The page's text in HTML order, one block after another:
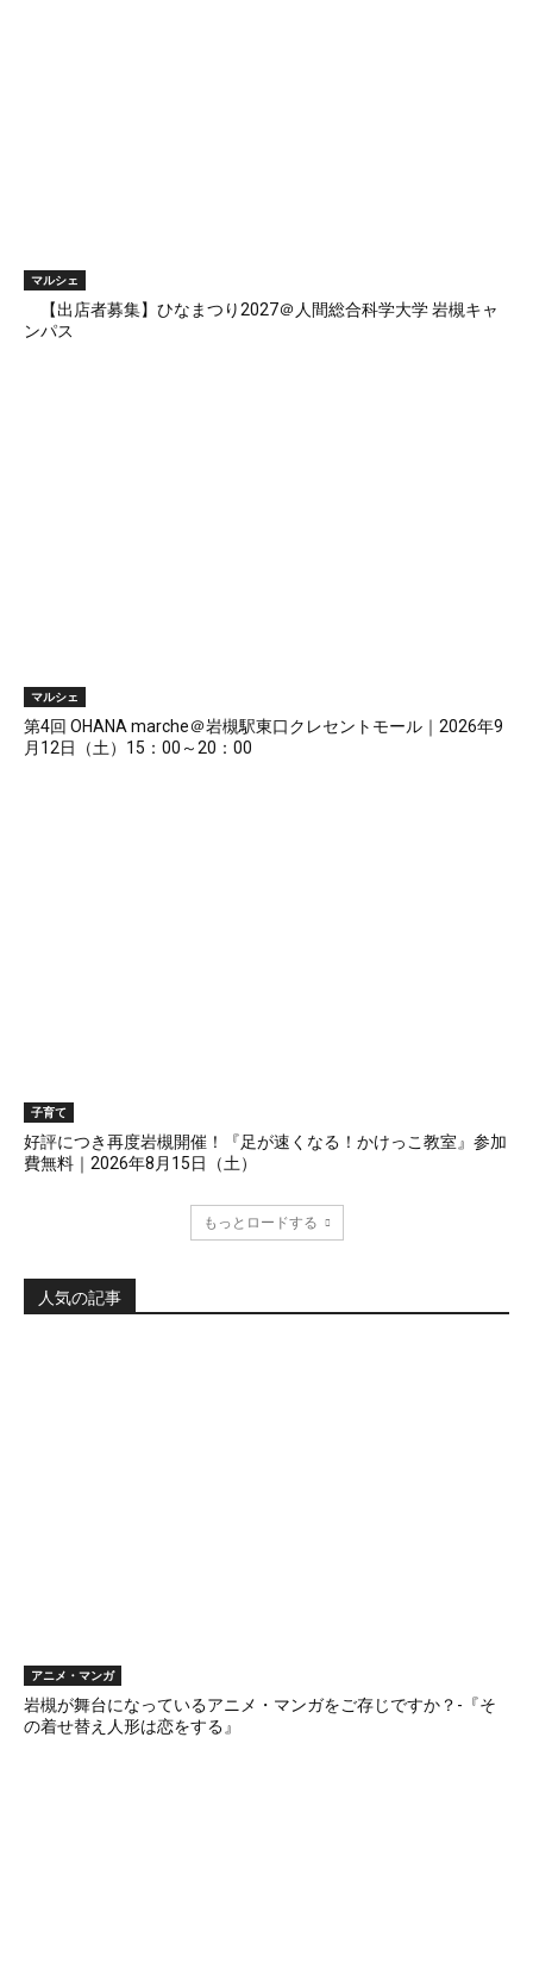
マルシェ
【出店者募集】ひなまつり2027＠人間総合科学大学 岩槻キャ
ンパス
マルシェ
第4回 OHANA marche＠岩槻駅東口クレセントモール｜2026年9
月12日（土）15：00～20：00
子育て
好評につき再度岩槻開催！『足が速くなる！かけっこ教室』参加
費無料｜2026年8月15日（土）
もっとロードする
人気の記事
アニメ・マンガ
岩槻が舞台になっているアニメ・マンガをご存じですか？-『そ
の着せ替え人形は恋をする』